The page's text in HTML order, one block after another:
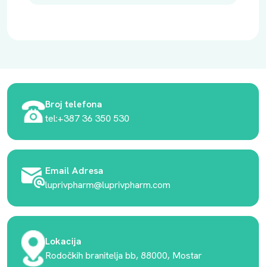
Broj telefona
tel:+387 36 350 530
Email Adresa
luprivpharm@luprivpharm.com
Lokacija
Rodočkih branitelja bb, 88000, Mostar